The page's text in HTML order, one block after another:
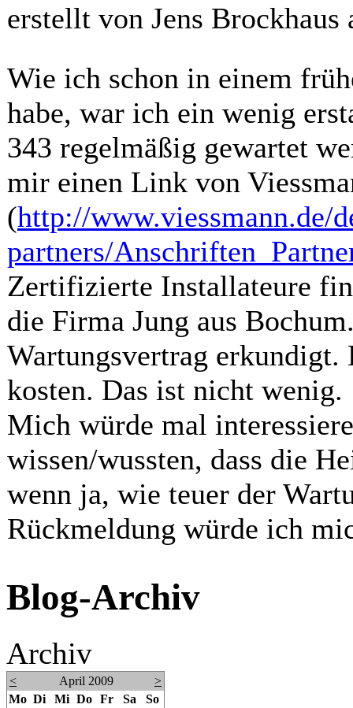
erstellt von Jens Brockhaus
Wie ich schon in einem
habe, war ich ein wenig
343 regelmäßig gewartet
mir einen Link von
(http://www.viessmann.de/
partners/
Zertifizierte Installateure
die Firma Jung aus
Wartungsvertrag
kosten. Das ist nicht wenig.
Mich würde mal
wissen/wussten, dass die
wenn ja, wie teuer der
Rückmeldung würde ich
Blog-Archiv
Archiv
< April 2009
>
Mo Di Mi Do Fr Sa So